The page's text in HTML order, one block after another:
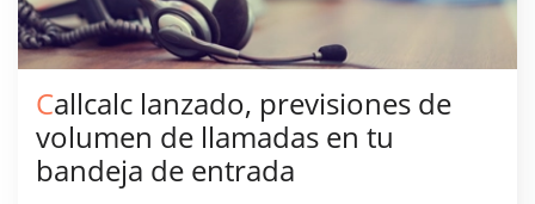
Callcalc lanzado, previsiones de
volumen de llamadas en tu
bandeja de entrada